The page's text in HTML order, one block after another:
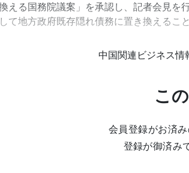
える国務院議案」を承認し、記者会見
て地方政府既存隠れ債務に置き換える
中国関連ビジネス情
こ
会員登録がお済
登録が御済み